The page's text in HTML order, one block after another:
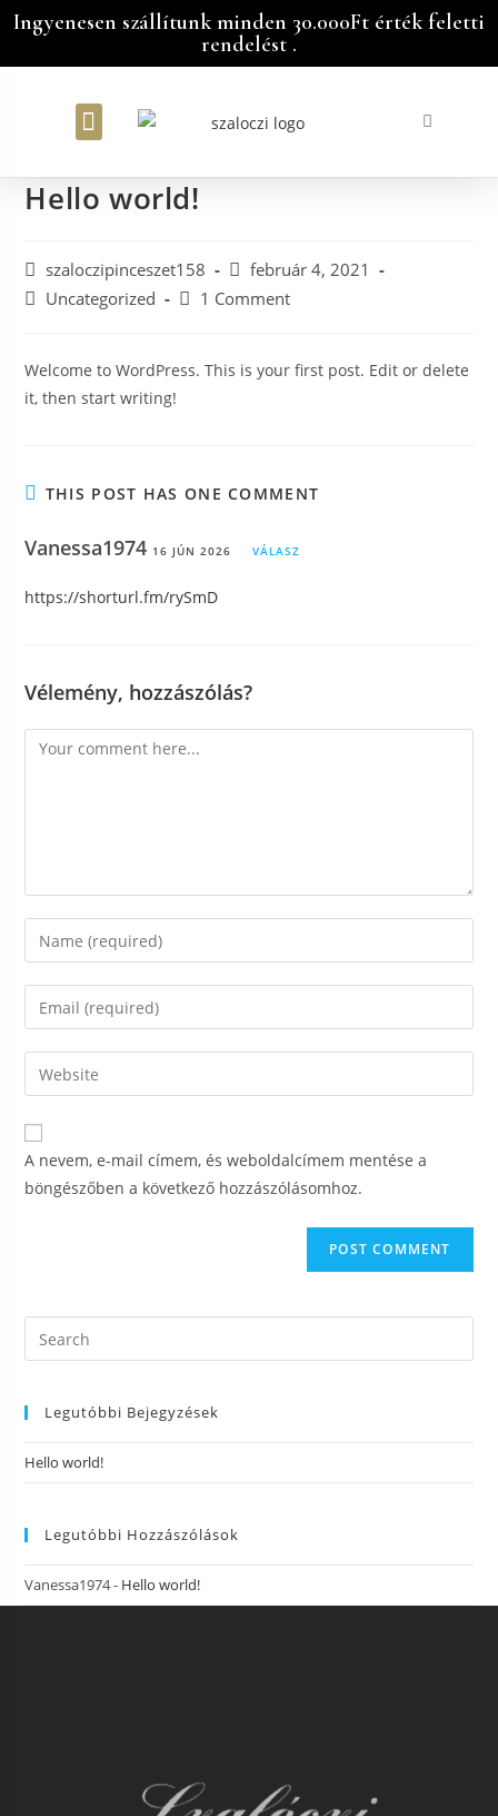
Ingyenesen szállítunk minden 30.000Ft érték feletti
rendelést .
Hello world!
szaloczipinceszet158
február 4, 2021
Uncategorized
1 Comment
Welcome to WordPress. This is your first post. Edit or delete
it, then start writing!
THIS POST HAS ONE COMMENT
Vanessa1974 16 JÚN 2026 VÁLASZ
https://shorturl.fm/rySmD
Vélemény, hozzászólás?
A nevem, e-mail címem, és weboldalcímem mentése a
böngészőben a következő hozzászólásomhoz.
Legutóbbi Bejegyzések
Hello world!
Legutóbbi Hozzászólások
Vanessa1974- Hello world!